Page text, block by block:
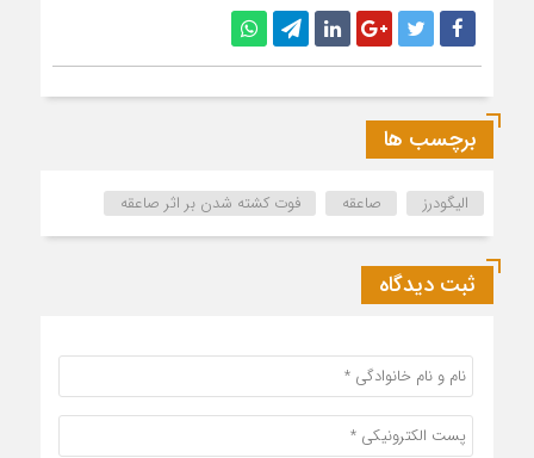
برچسب ها
الیگودرز صاعقه فوت کشته شدن بر اثر صاعقه
ثبت دیدگاه